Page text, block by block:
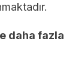
daha fazla